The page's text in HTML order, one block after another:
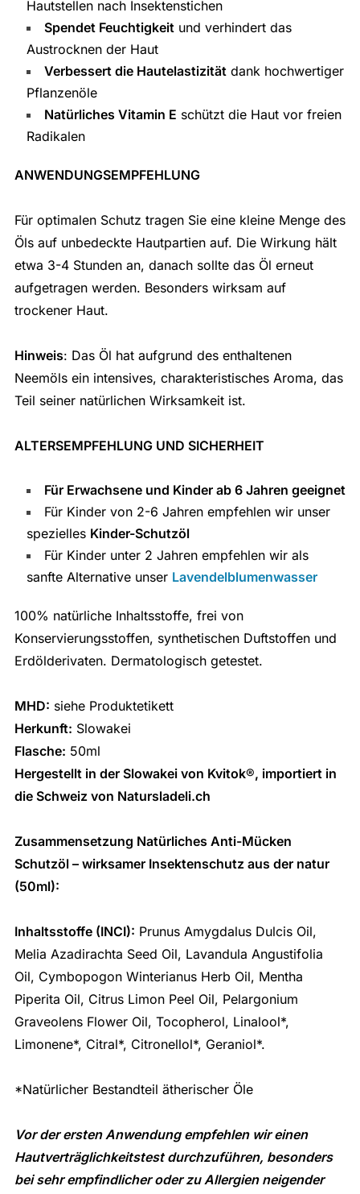
Hautstellen nach Insektenstichen
Spendet Feuchtigkeitund verhindert das
Austrocknen der Haut
Verbessert die Hautelastizitätdank hochwertiger
Pflanzenöle
Natürliches Vitamin E schützt die Haut vor freien
Radikalen
ANWENDUNGSEMPFEHLUNG
Für optimalen Schutz tragen Sie eine kleine Menge des
Öls auf unbedeckte Hautpartien auf. Die Wirkung hält
etwa 3-4 Stunden an, danach sollte das Öl erneut
aufgetragen werden. Besonders wirksam auf
trockener Haut.
Hinweis: Das Öl hat aufgrund des enthaltenen
Neemöls ein intensives, charakteristisches Aroma, das
Teil seiner natürlichen Wirksamkeit ist.
ALTERSEMPFEHLUNG UND SICHERHEIT
Für Erwachsene und Kinder ab 6 Jahren geeignet
Für Kinder von 2-6 Jahren empfehlen wir unser
spezielles Kinder-Schutzöl
Für Kinder unter 2 Jahren empfehlen wir als
sanfte Alternative unser Lavendelblumenwasser
100% natürliche Inhaltsstoffe, frei von
Konservierungsstoffen, synthetischen Duftstoffen und
Erdölderivaten. Dermatologisch getestet.
MHD: siehe Produktetikett
Herkunft: Slowakei
Flasche: 50ml
Hergestellt in der Slowakei von Kvitok®, importiert in
die Schweiz von Natursladeli.ch
Zusammensetzung Natürliches Anti-Mücken
Schutzöl – wirksamer Insektenschutz aus der natur
(50ml):
Inhaltsstoffe (INCI): Prunus Amygdalus Dulcis Oil,
Melia Azadirachta Seed Oil, Lavandula Angustifolia
Oil, Cymbopogon Winterianus Herb Oil, Mentha
Piperita Oil, Citrus Limon Peel Oil, Pelargonium
Graveolens Flower Oil, Tocopherol, Linalool*,
Limonene*, Citral*, Citronellol*, Geraniol*.
*Natürlicher Bestandteil ätherischer Öle
Vor der ersten Anwendung empfehlen wir einen
Hautverträglichkeitstest durchzuführen, besonders
bei sehr empfindlicher oder zu Allergien neigender